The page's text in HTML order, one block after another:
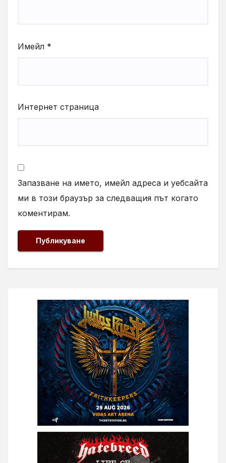
Имейл *
Интернет страница
Запазване на името, имейл адреса и уебсайта
ми в този браузър за следващия път когато
коментирам.